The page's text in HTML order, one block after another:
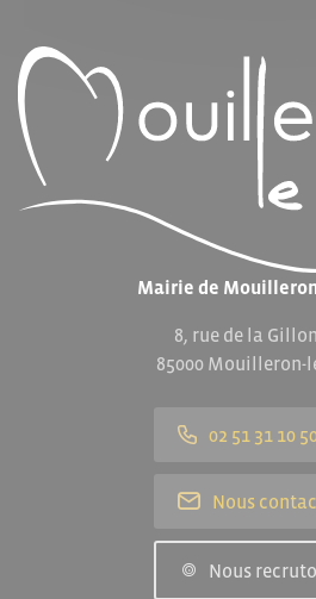
Mairie de
8, rue de la
85000 Mouilleron-
02 51 31 10
Nous
Nous